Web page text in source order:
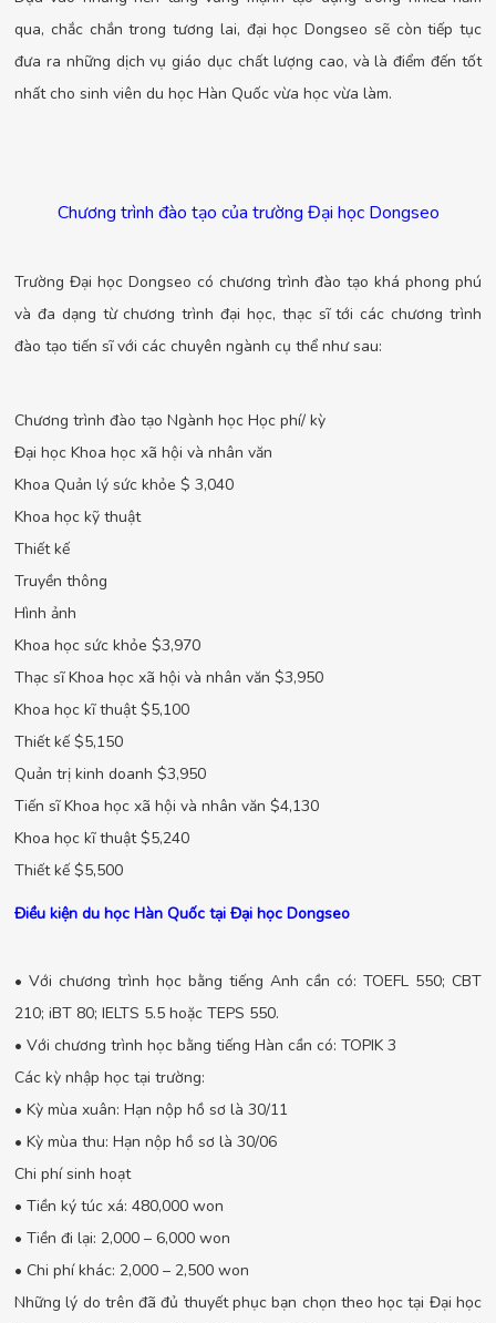
qua, chắc chắn trong tương lai, đại học Dongseo sẽ còn tiếp tục
đưa ra những dịch vụ giáo dục chất lượng cao, và là điểm đến tốt
nhất cho sinh viên du học Hàn Quốc vừa học vừa làm.
Chương trình đào tạo của trường Đại học Dongseo
Trường Đại học Dongseo có chương trình đào tạo khá phong phú
và đa dạng từ chương trình đại học, thạc sĩ tới các chương trình
đào tạo tiến sĩ với các chuyên ngành cụ thể như sau:
Chương trình đào tạo Ngành học Học phí/ kỳ
Đại học Khoa học xã hội và nhân văn
Khoa Quản lý sức khỏe $ 3,040
Khoa học kỹ thuật
Thiết kế
Truyền thông
Hình ảnh
Khoa học sức khỏe $3,970
Thạc sĩ Khoa học xã hội và nhân văn $3,950
Khoa học kĩ thuật $5,100
Thiết kế $5,150
Quản trị kinh doanh $3,950
Tiến sĩ Khoa học xã hội và nhân văn $4,130
Khoa học kĩ thuật $5,240
Thiết kế $5,500
Điều kiện du học Hàn Quốc tại Đại học Dongseo
• Với chương trình học bằng tiếng Anh cần có: TOEFL 550; CBT
210; iBT 80; IELTS 5.5 hoặc TEPS 550.
• Với chương trình học bằng tiếng Hàn cần có: TOPIK 3
Các kỳ nhập học tại trường:
• Kỳ mùa xuân: Hạn nộp hồ sơ là 30/11
• Kỳ mùa thu: Hạn nộp hồ sơ là 30/06
Chi phí sinh hoạt
• Tiền ký túc xá: 480,000 won
• Tiền đi lại: 2,000 – 6,000 won
• Chi phí khác: 2,000 – 2,500 won
Những lý do trên đã đủ thuyết phục bạn chọn theo học tại Đại học